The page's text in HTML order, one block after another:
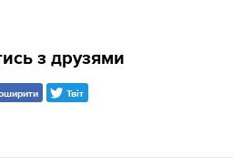
з друзями
Твіт